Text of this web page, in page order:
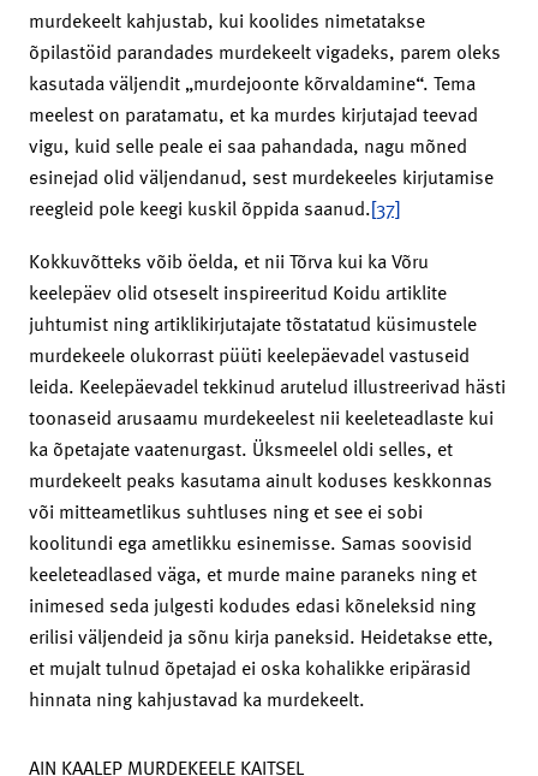
murdekeelt kahjustab, kui koolides nimetatakse
õpilastöid parandades murdekeelt vigadeks, parem oleks
kasutada väljendit „murdejoonte kõrvaldamine“. Tema
meelest on paratamatu, et ka murdes kirjutajad teevad
vigu, kuid selle peale ei saa pahandada, nagu mõned
esinejad olid väljendanud, sest murdekeeles kirjutamise
reegleid pole keegi kuskil õppida saanud.[37]
Kokkuvõtteks võib öelda, et nii Tõrva kui ka Võru
keelepäev olid otseselt inspireeritud Koidu artiklite
juhtumist ning artiklikirjutajate tõstatatud küsimustele
murdekeele olukorrast püüti keelepäevadel vastuseid
leida. Keelepäevadel tekkinud arutelud illustreerivad hästi
toonaseid arusaamu murdekeelest nii keeleteadlaste kui
ka õpetajate vaatenurgast. Üksmeelel oldi selles, et
murdekeelt peaks kasutama ainult koduses keskkonnas
või mitteametlikus suhtluses ning et see ei sobi
koolitundi ega ametlikku esinemisse. Samas soovisid
keeleteadlased väga, et murde maine paraneks ning et
inimesed seda julgesti kodudes edasi kõneleksid ning
erilisi väljendeid ja sõnu kirja paneksid. Heidetakse ette,
et mujalt tulnud õpetajad ei oska kohalikke eripärasid
hinnata ning kahjustavad ka murdekeelt.
AIN KAALEP MURDEKEELE KAITSEL